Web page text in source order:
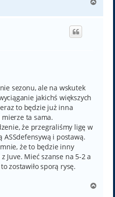
g
sezonu, ale na wskutek
jakichś większych
to będzie już inna
ta sama.
że przegraliśmy ligę w
ASSdefensywą i postawą.
że to będzie inny
Juve. Mieć szanse na 5-2 a
zostawiło sporą rysę.